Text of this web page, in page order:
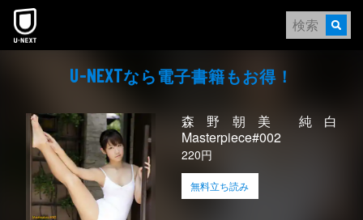
本文へスキップ
U-NEXTなら電⼦書籍もお得！
森野朝美 純白
Masterpiece#002
220円
無料立ち読み